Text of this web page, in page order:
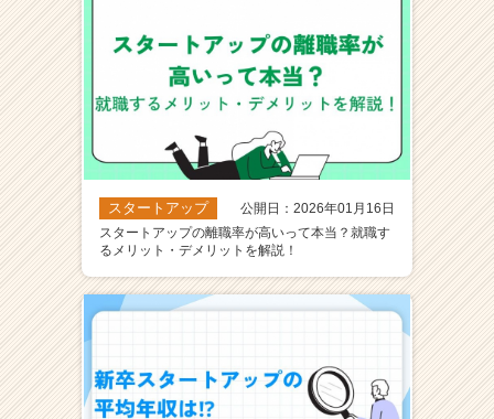
e
C
a
e
e
r）
スタートアップ
公開日：2026年01月16日
スタートアップの離職率が高いって本当？就職す
るメリット・デメリットを解説！